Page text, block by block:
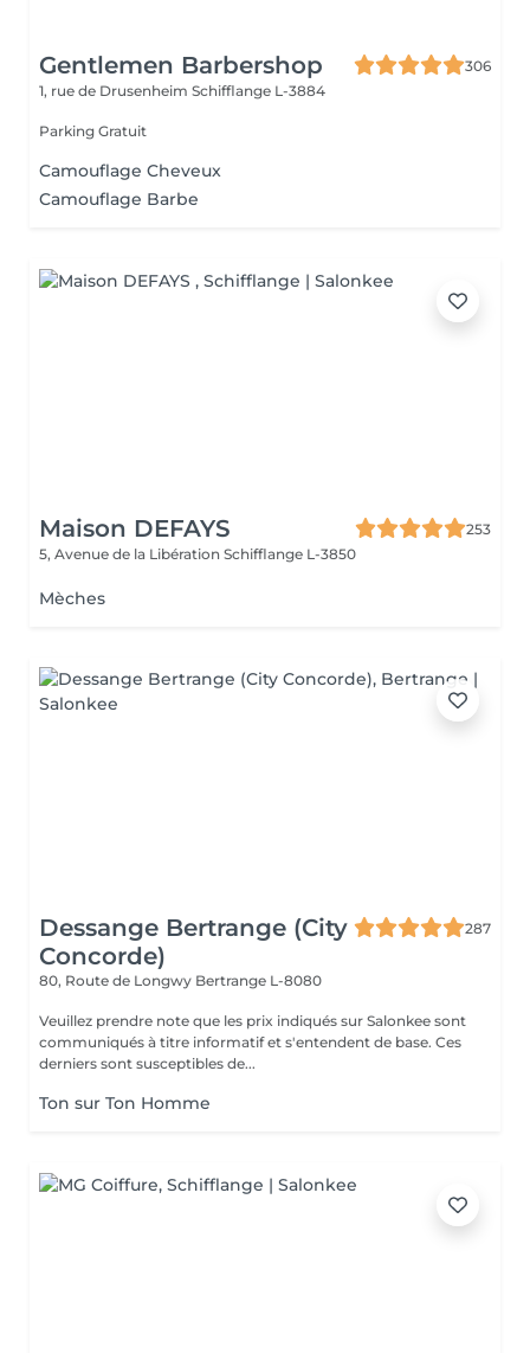
Gentlemen Barbershop
306
1, rue de Drusenheim Schifflange L-3884
Parking Gratuit
Camouflage Cheveux
Camouflage Barbe
Maison DEFAYS
253
5, Avenue de la Libération Schifflange L-3850
Mèches
Dessange Bertrange (City
Concorde)
287
80, Route de Longwy Bertrange L-8080
Veuillez prendre note que les prix indiqués sur Salonkee sont
communiqués à titre informatif et s'entendent de base. Ces
derniers sont susceptibles de...
Ton sur Ton Homme